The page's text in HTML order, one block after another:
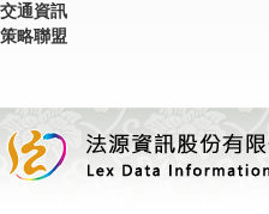
交通資訊
策略聯盟